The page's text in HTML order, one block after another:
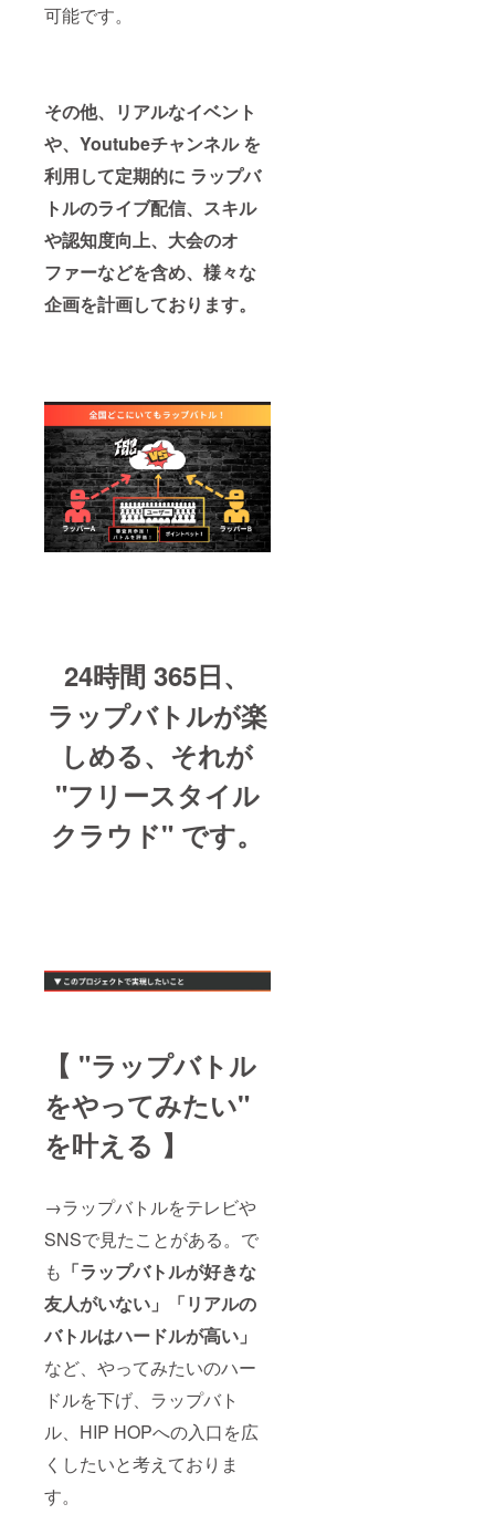
可能です。
その他、リアルなイベント
や、Youtubeチャンネル を
利用して定期的に ラップバ
トルのライブ配信、スキル
や認知度向上、大会のオ
ファーなどを含め、様々な
企画を計画しております。
24時間 365日、
ラップバトルが楽
しめる、それが
"フリースタイル
クラウド" です。
【 "ラップバトル
をやってみたい"
を叶える 】
→ラップバトルをテレビや
SNSで見たことがある。で
も 「ラップバトルが好きな
友人がいない」「リアルの
バトルはハードルが高い」
など、やってみたいのハー
ドルを下げ、ラップバト
ル、HIP HOPへの入口を広
くしたいと考えておりま
す。